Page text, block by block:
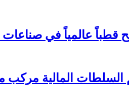
قطباً عالمياً في
السلطات المالية